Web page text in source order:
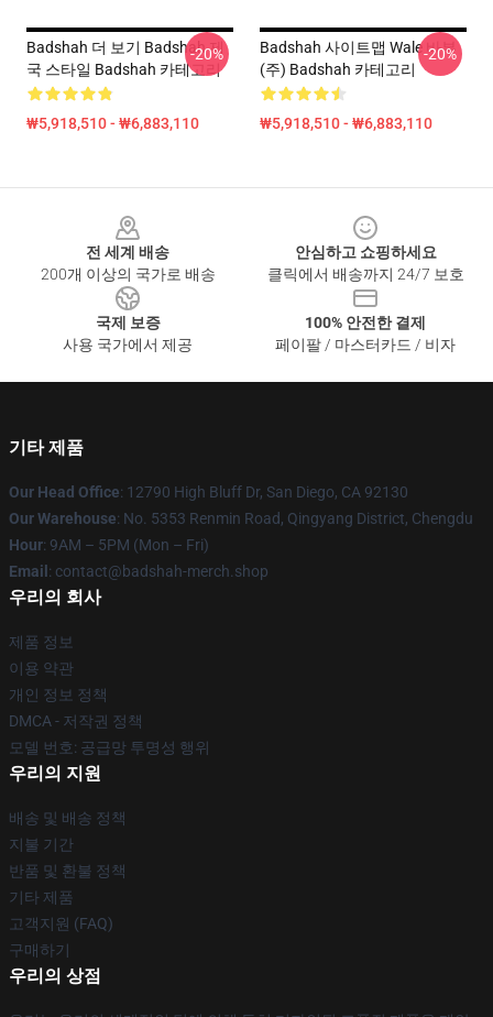
Badshah 더 보기 Badshah 제
국 스타일 Badshah 카테고리
₩5,918,510 - ₩6,883,110
-20%
Badshah 사이트맵 Wale 바부
(주) Badshah 카테고리
₩5,918,510 - ₩6,883,110
-20%
전 세계 배송
200개 이상의 국가로 배송
안심하고 쇼핑하세요
클릭에서 배송까지 24/7 보호
국제 보증
사용 국가에서 제공
100% 안전한 결제
페이팔 / 마스터카드 / 비자
기타 제품
Our Head Office: 12790 High Bluff Dr, San Diego, CA 92130
Our Warehouse: No. 5353 Renmin Road, Qingyang District, Chengdu
Hour: 9AM – 5PM (Mon – Fri)
Email : contact@badshah-merch.shop
우리의 회사
제품 정보
이용 약관
개인 정보 정책
DMCA - 저작권 정책
모델 번호: 공급망 투명성 행위
우리의 지원
배송 및 배송 정책
지불 기간
반품 및 환불 정책
기타 제품
고객지원 (FAQ)
구매하기
우리의 상점